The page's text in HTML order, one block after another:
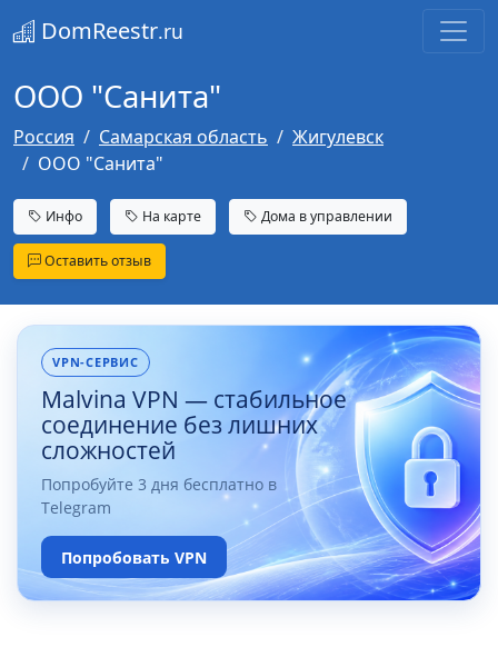
DomReestr.ru
ООО "Санита"
Россия Самарская область
Жигулевск
ООО "Санита"
Инфо На карте Дома в управлении
Оставить отзыв
VPN-СЕРВИС
Malvina VPN — стабильное
соединение без лишних
сложностей
Попробуйте 3 дня бесплатно в
Telegram
Попробовать VPN